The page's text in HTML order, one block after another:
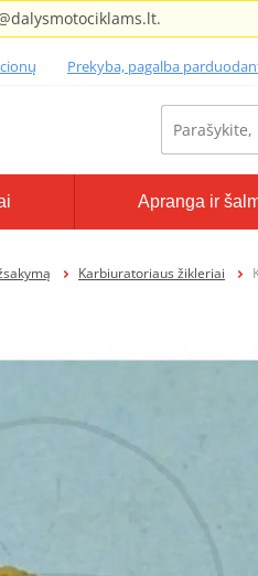
Prekyba, pagalba
Apranga ir
Karbiuratoriaus žikleriai